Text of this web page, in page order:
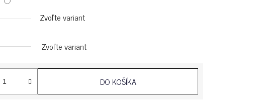
Zvoľte variant
Zvoľte variant
DO KOŠÍKA